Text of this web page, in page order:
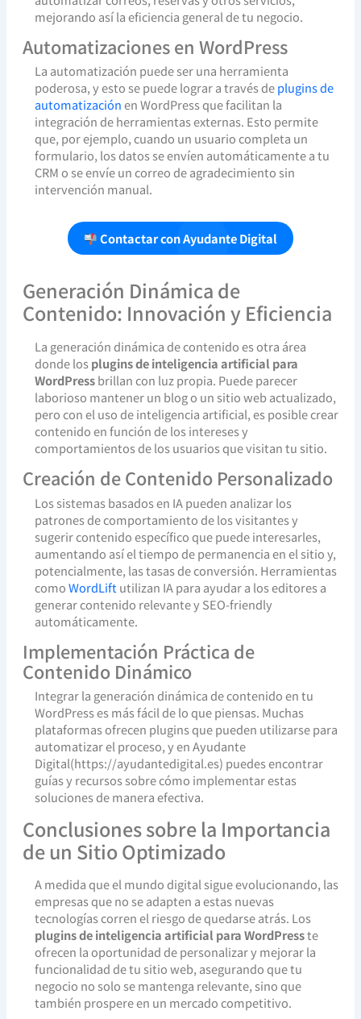
mejorando así la eficiencia general de tu negocio.
Automatizaciones en WordPress
La automatización puede ser una herramienta
poderosa, y esto se puede lograr a través deplugins de
automatizaciónen WordPress que facilitan la
integración de herramientas externas. Esto permite
que, por ejemplo, cuando un usuario completa un
formulario, los datos se envíen automáticamente a tu
CRM o se envíe un correo de agradecimiento sin
intervención manual.
Contactar con Ayudante Digital
Generación Dinámica de
Contenido: Innovación y Eficiencia
La generación dinámica de contenido es otra área
donde losplugins de inteligencia artificial para
WordPressbrillan con luz propia. Puede parecer
laborioso mantener un blog o un sitio web actualizado,
pero con el uso de inteligencia artificial, es posible crear
contenido en función de los intereses y
comportamientos de los usuarios que visitan tu sitio.
Creación de Contenido Personalizado
Los sistemas basados en IA pueden analizar los
patrones de comportamiento de los visitantes y
sugerir contenido específico que puede interesarles,
aumentando así el tiempo de permanencia en el sitio y,
potencialmente, las tasas de conversión. Herramientas
comoWordLift utilizan IA para ayudar a los editores a
generar contenido relevante y SEO-friendly
automáticamente.
Implementación Práctica de
Contenido Dinámico
Integrar la generación dinámica de contenido en tu
WordPress es más fácil de lo que piensas. Muchas
plataformas ofrecen plugins que pueden utilizarse para
automatizar el proceso, y en Ayudante
Digital(https://ayudantedigital.es) puedes encontrar
guías y recursos sobre cómo implementar estas
soluciones de manera efectiva.
Conclusiones sobre la Importancia
de un Sitio Optimizado
A medida que el mundo digital sigue evolucionando, las
empresas que no se adapten a estas nuevas
tecnologías corren el riesgo de quedarse atrás. Los
plugins de inteligencia artificial para WordPresste
ofrecen la oportunidad de personalizar y mejorar la
funcionalidad de tu sitio web, asegurando que tu
negocio no solo se mantenga relevante, sino que
también prospere en un mercado competitivo.